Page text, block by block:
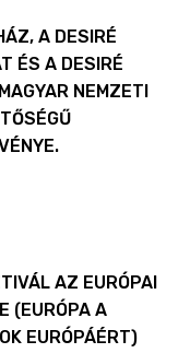
A DESIRÉ
ÉS A DESIRÉ
NEMZETI
AZ EURÓPAI
(EURÓPA A
EURÓPÁÉRT)